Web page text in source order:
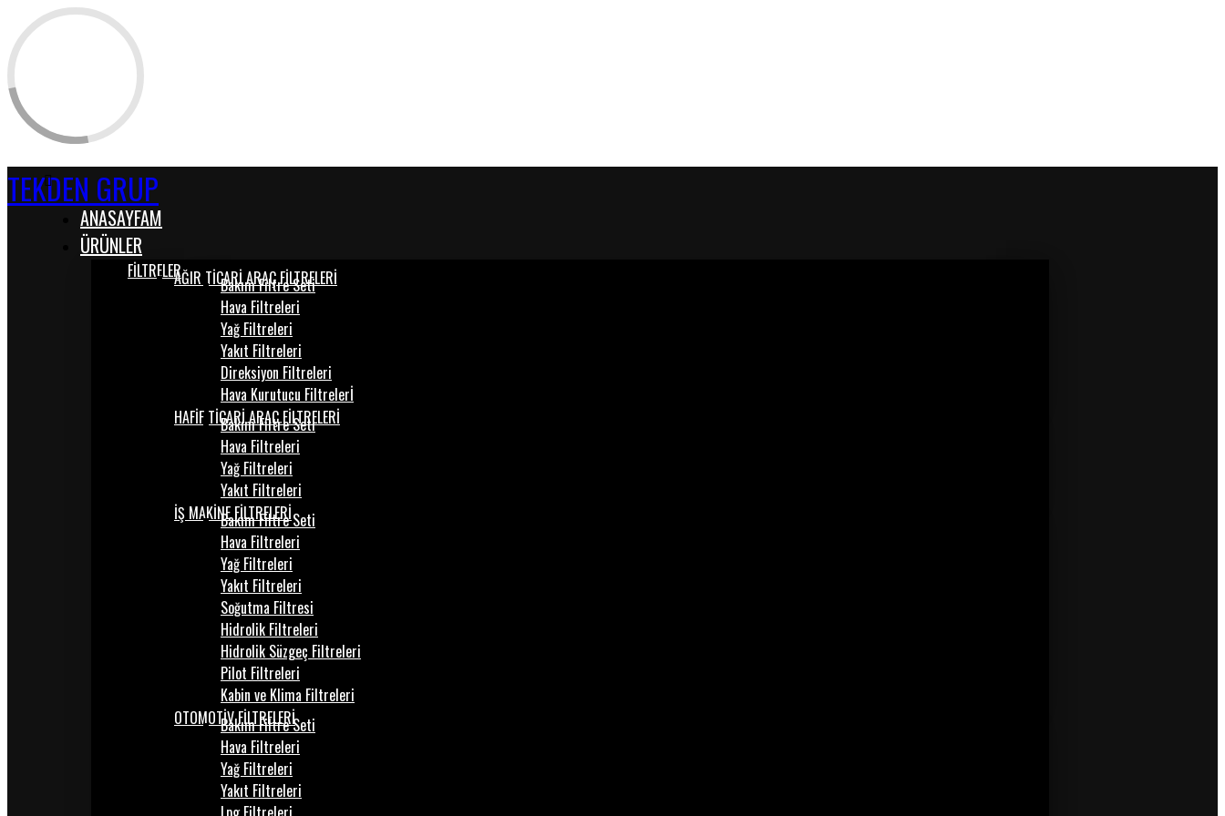
TEKDEN GRUP
ANASAYFAM
ÜRÜNLER
FİLTRELERAĞIR TİCARİ ARAÇ FİLTRELERİ
Bakım Filtre Seti
Hava Filtreleri
Yağ Filtreleri
Yakıt Filtreleri
Direksiyon Filtreleri
Hava Kurutucu Filtrelerİ
HAFİF TİCARİ ARAÇ FİLTRELERİ
Bakım Filtre Seti
Hava Filtreleri
Yağ Filtreleri
Yakıt Filtreleri
İŞ MAKİNE FİLTRELERİ
Bakım Filtre Seti
Hava Filtreleri
Yağ Filtreleri
Yakıt Filtreleri
Soğutma Filtresi
Hidrolik Filtreleri
Hidrolik Süzgeç Filtreleri
Pilot Filtreleri
Kabin ve Klima Filtreleri
OTOMOTİV FİLTRELERİ
Bakım Filtre Seti
Hava Filtreleri
Yağ Filtreleri
Yakıt Filtreleri